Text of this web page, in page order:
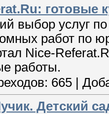
готовые
выбор услуг
работ по
Nice-
работы.
665
Детский